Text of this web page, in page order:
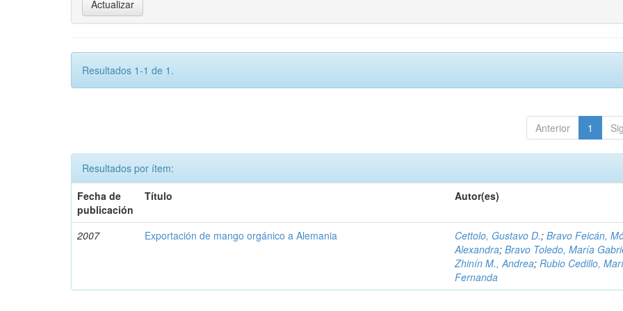
Resultados 1-1 de 1.
Anterior 1
Resultados por ítem:
Fecha de
publicación
Título Autor(es)
2007 Exportación de mango orgánico a Alemania Cettolo, Gustavo D.;Bravo Feicán,
Alexandra;Bravo Toledo, María
Zhinín M., Andrea;Rubio Cedillo,
Fernanda